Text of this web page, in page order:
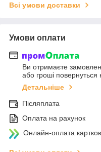
Всі умови доставки
Умови оплати
Ви отримаєте
або гроші повернуться
Детальніше
Післяплата
Оплата на рахунок
Онлайн-оплата